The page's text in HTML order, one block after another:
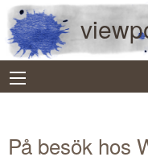
På besök hos